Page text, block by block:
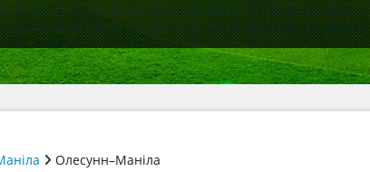
Олесунн–Маніла